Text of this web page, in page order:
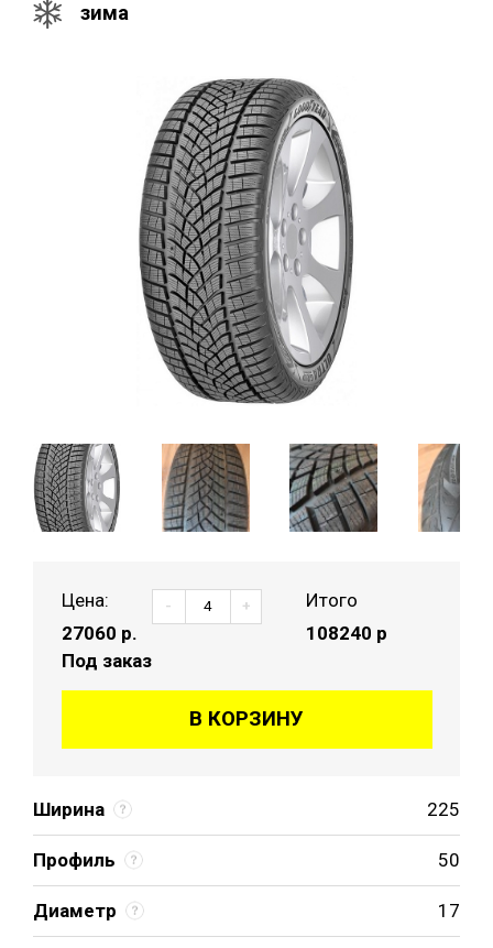
зима
Ширина 225
Профиль 50
Диаметр 17
Цена:
27060 р.
Под заказ
- +
Итого
108240 р
В КОРЗИНУ